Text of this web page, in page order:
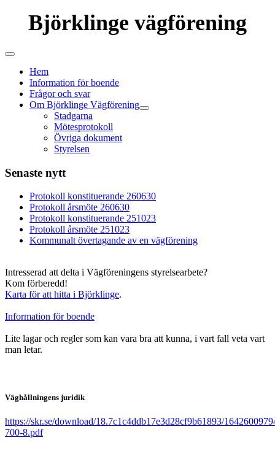
Björklinge vägförening
Hem
Information för boende
Frågor och svar
Om Björklinge Vägförening
Stadgarna
Mötesprotokoll
Övriga dokument
Styrelsen
Senaste nytt
Protokoll konstituerande 260630
Protokoll årsmöte 260630
Protokoll konstituerande 251023
Protokoll årsmöte 251023
Kommunalt övertagande av en vägförening
Intresserad att delta i Vägföreningens styrelsearbete?
Kom förberedd!
Karta för att hitta i Björklinge.
Information för boende
Lite lagar och regler som kan vara bra att kunna, i vart fall veta vart
man letar.
Väghållningens juridik
https://skr.se/download/18.7c1c4ddb17e3d28cf9b61893/
700-8.pdf